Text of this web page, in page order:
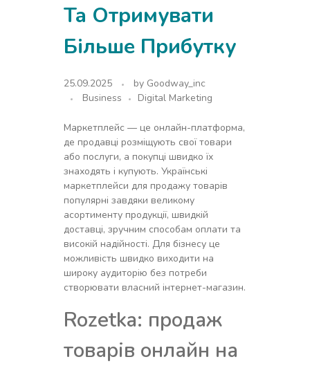
Та Отримувати
Більше Прибутку
25.09.2025 by Goodway_inc
Business
Digital Marketing
Маркетплейс — це онлайн-платформа,
де продавці розміщують свої товари
або послуги, а покупці швидко їх
знаходять і купують. Українські
маркетплейси для продажу товарів
популярні завдяки великому
асортименту продукції, швидкій
доставці, зручним способам оплати та
високій надійності. Для бізнесу це
можливість швидко виходити на
широку аудиторію без потреби
створювати власний інтернет-магазин.
Rozetka: продаж
товарів онлайн на